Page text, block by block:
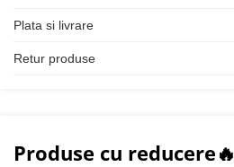
Plata si livrare
Retur produse
Produse cu reducere🔥